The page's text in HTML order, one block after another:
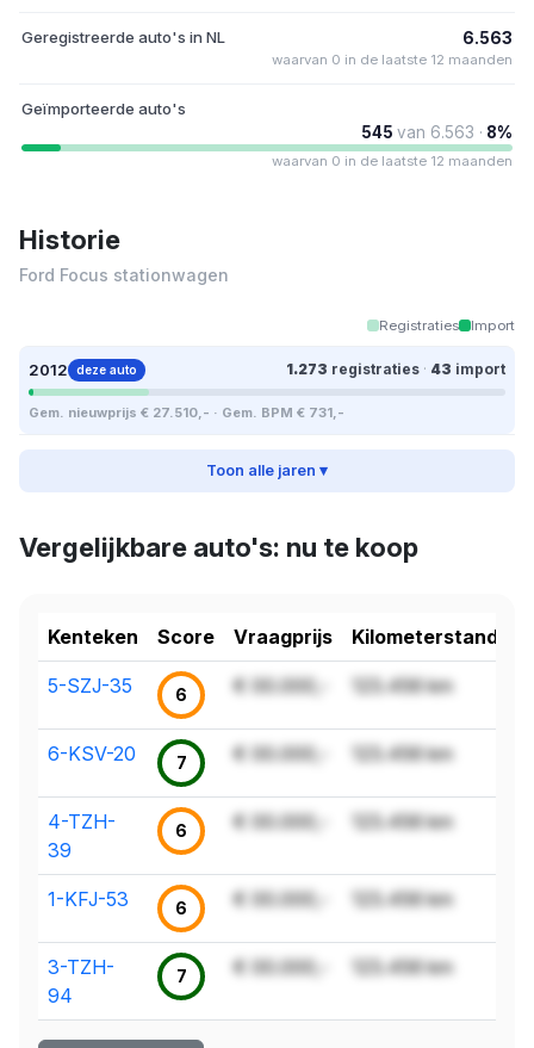
Geregistreerde auto's in NL 6.563
waarvan 0 in de laatste 12 maanden
Geïmporteerde auto's
545 van 6.563 · 8%
waarvan 0 in de laatste 12 maanden
Historie
Ford Focus stationwagen
Registraties Import
2012 deze auto 1.273 registraties · 43 import
Gem. nieuwprijs € 27.510,- · Gem. BPM € 731,-
Toon alle jaren ▾
Vergelijkbare auto's: nu te koop
Kenteken Score Vraagprijs Kilometerstand
5-SZJ-35 6 € 00.000,- 123.456 km
6-KSV-20 7 € 00.000,- 123.456 km
4-TZH-
39
6 € 00.000,- 123.456 km
1-KFJ-53 6 € 00.000,- 123.456 km
3-TZH-
94
7 € 00.000,- 123.456 km